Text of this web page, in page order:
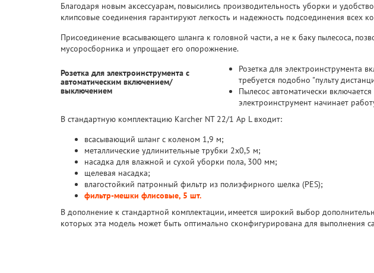
Благодаря новым аксессуарам, повысились производительность уборки и
клипсовые соединения гарантируют легкость и надежность подсоединения всех
Присоединение всасывающего шланга к головной части, а не к баку пылесоса,
мусоросборника и упрощает его опорожнение.
Розетка для электроинструмента с
автоматическим включением/
выключением
Розетка для электроинструмента
требуется подобно "пульту
Пылесос автоматически
электроинструмент начинает
В стандартную комплектацию Karcher NT 22/1 Ap L входит:
всасывающий шланг с коленом 1,9 м;
металлические удлинительные трубки 2x0,5 м;
насадка для влажной и сухой уборки пола, 300 мм;
щелевая насадка;
влагостойкий патронный фильтр из полиэфирного шелка (PES);
фильтр-мешки флисовые, 5 шт.
В дополнение к стандартной комплектации, имеется широкий выбор
которых эта модель может быть оптимально сконфигурирована для выполнения